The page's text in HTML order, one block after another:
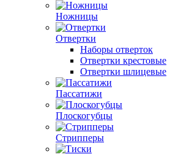
Ножницы
Отвертки
Наборы отверток
Отвертки крестовые
Отвертки шлицевые
Пассатижи
Плоскогубцы
Стрипперы